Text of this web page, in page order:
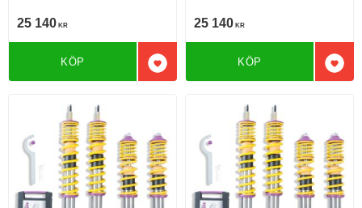
25 140 KR
Lägg till i favoriter
KÖP
25 140 KR
KÖP